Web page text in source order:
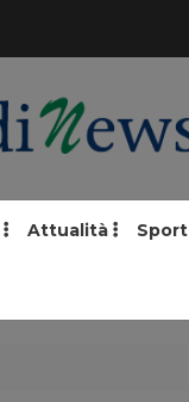
Attualità Sport